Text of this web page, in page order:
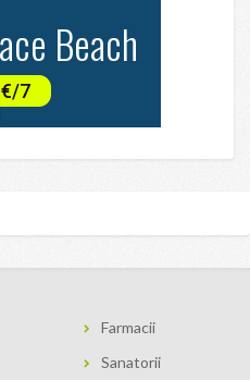
Farmacii
Sanatorii